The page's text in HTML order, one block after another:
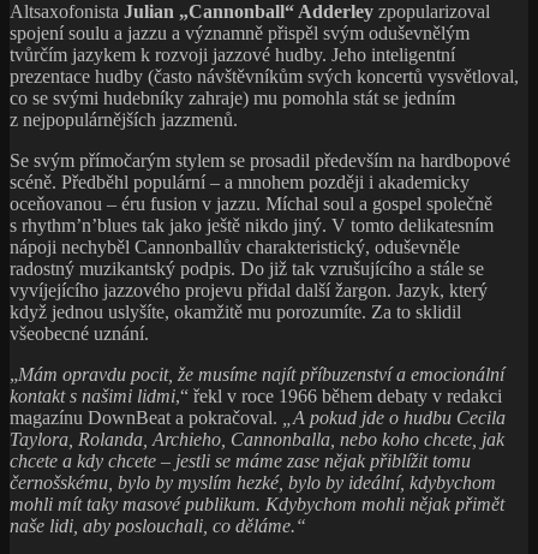
Altsaxofonista Julian „Cannonball“ Adderley zpopularizoval
spojení soulu a jazzu a významně přispěl svým oduševnělým
tvůrčím jazykem k rozvoji jazzové hudby. Jeho inteligentní
prezentace hudby (často návštěvníkům svých koncertů vysvětloval,
co se svými hudebníky zahraje) mu pomohla stát se jedním
z nejpopulárnějších jazzmenů.
Se svým přímočarým stylem se prosadil především na hardbopové
scéně. Předběhl populární – a mnohem později i akademicky
oceňovanou – éru fusion v jazzu. Míchal soul a gospel společně
s rhythm’n’blues tak jako ještě nikdo jiný. V tomto delikatesním
nápoji nechyběl Cannonballův charakteristický, oduševněle
radostný muzikantský podpis. Do již tak vzrušujícího a stále se
vyvíjejícího jazzového projevu přidal další žargon. Jazyk, který
když jednou uslyšíte, okamžitě mu porozumíte. Za to sklidil
všeobecné uznání.
„Mám opravdu pocit, že musíme najít příbuzenství a emocionální
kontakt s našimi lidmi,“ řekl v roce 1966 během debaty v redakci
magazínu DownBeat a pokračoval.
„A pokud jde o hudbu Cecila
Taylora, Rolanda, Archieho, Cannonballa, nebo koho chcete, jak
chcete a kdy chcete – jestli se máme zase nějak přiblížit tomu
černošskému, bylo by myslím hezké, bylo by ideální, kdybychom
mohli mít taky masové publikum. Kdybychom mohli nějak přimět
naše lidi, aby poslouchali, co děláme.“